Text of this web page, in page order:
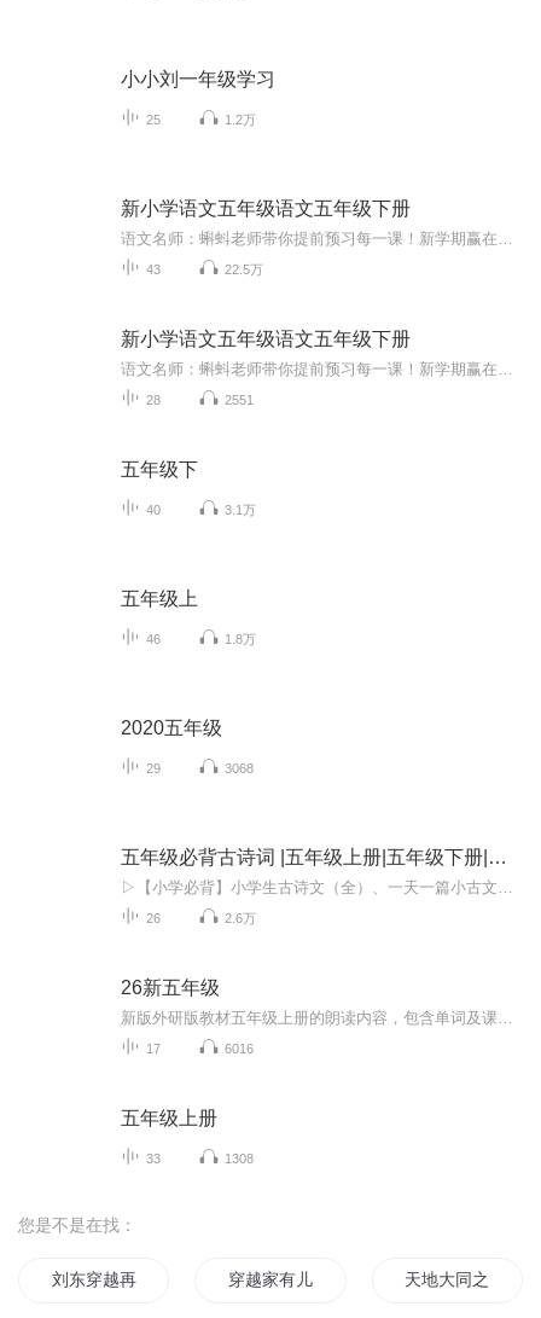
小小刘一年级学习
25 1.2万
新小学语文五年级语文五年级下册
43 22.5万
新小学语文五年级语文五年级下册
28 2551
五年级下
40 3.1万
五年级上
46 1.8万
2020五年级
29 3068
五年级必背古诗词 |五年级上册|五年级下册|古诗文
26 2.6万
26新五年级
17 6016
五年级上册
33 1308
您是不是在找：
刘东穿越再穿越 穿越家有儿女之成为刘星天地大同之刘云传